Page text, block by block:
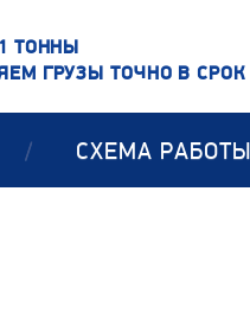
ТОННЫ
ГРУЗЫ ТОЧНО В СРОК
/ СХЕМА РАБОТЫ